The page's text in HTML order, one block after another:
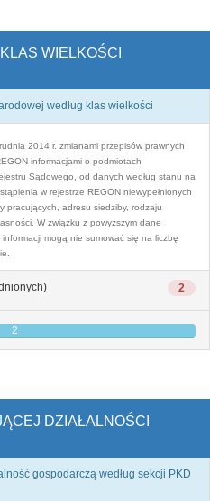
WIELKOŚCI
według klas wielkości
2014 r. zmianami przepisów prawnych
informacjami o podmiotach
Sądowego, od danych według stanu na
w rejestrze REGON niewypełnionych
pracujących, adresu siedziby, rodzaju
W związku z powyższym dane
mogą nie sumować się na liczbę
2
2
DZIAŁALNOŚCI
gospodarczą według sekcji PKD